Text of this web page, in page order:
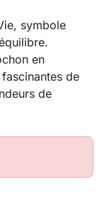
symbole
en
de
de